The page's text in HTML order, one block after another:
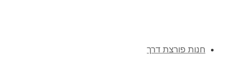
חנות פורצת דרך